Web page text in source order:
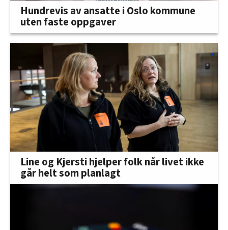
Hundrevis av ansatte i Oslo kommune
uten faste oppgaver
Line og Kjersti hjelper folk når livet ikke
går helt som planlagt